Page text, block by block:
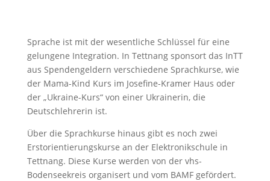
Sprache ist mit der wesentliche Schlüssel für eine
gelungene Integration. In Tettnang sponsort das InTT
aus Spendengeldern verschiedene Sprachkurse, wie
der Mama-Kind Kurs im Josefine-Kramer Haus oder
der „Ukraine-Kurs“ von einer Ukrainerin, die
Deutschlehrerin ist.
Über die Sprachkurse hinaus gibt es noch zwei
Erstorientierungskurse an der Elektronikschule in
Tettnang. Diese Kurse werden von der vhs-
Bodenseekreis organisert und vom BAMF gefördert.